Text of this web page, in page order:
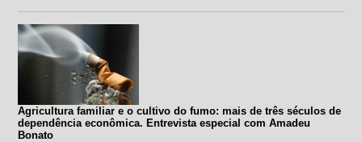
Agricultura familiar e o cultivo do fumo: mais de três séculos de
dependência econômica. Entrevista especial com Amadeu
Bonato